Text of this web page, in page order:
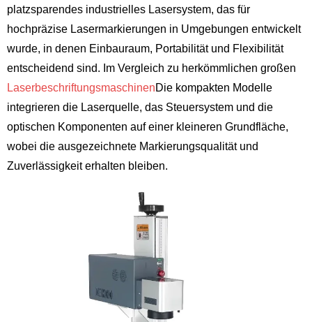
platzsparendes industrielles Lasersystem, das für
hochpräzise Lasermarkierungen in Umgebungen entwickelt
wurde, in denen Einbauraum, Portabilität und Flexibilität
entscheidend sind. Im Vergleich zu herkömmlichen großen
LaserbeschriftungsmaschinenDie kompakten Modelle
integrieren die Laserquelle, das Steuersystem und die
optischen Komponenten auf einer kleineren Grundfläche,
wobei die ausgezeichnete Markierungsqualität und
Zuverlässigkeit erhalten bleiben.